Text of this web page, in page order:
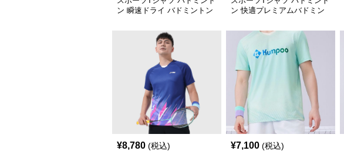
ン 瞬速ドライ バドミントン
ン 快適プレミアムバドミン
¥8,780 (税込) ¥7,100 (税込)